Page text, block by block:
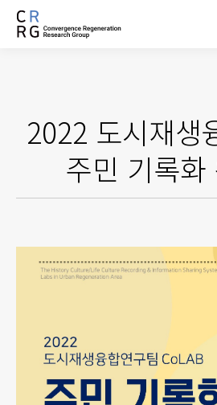
2022 도시재생
주민 기록화